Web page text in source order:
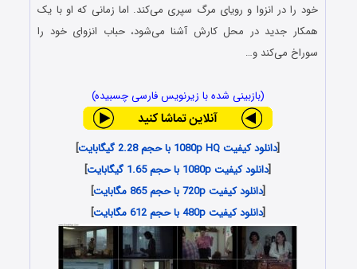
خود را در انزوا و رویای مرگ سپری می‌کند. اما زمانی که او با یک
همکار جدید در محل کارش آشنا می‌شود، حباب انزوای خود را
سوراخ می‌کند و…
(بازبینی شده با زیرنویس فارسی چسبیده)
[دانلود کیفیت 1080p HQ با حجم 2.28 گیگابایت
]
[دانلود کیفیت 1080p با حجم 1.65 گیگابایت
]
[دانلود کیفیت 720p با حجم 865 مگابایت
]
[دانلود کیفیت 480p با حجم 612 مگابایت ]